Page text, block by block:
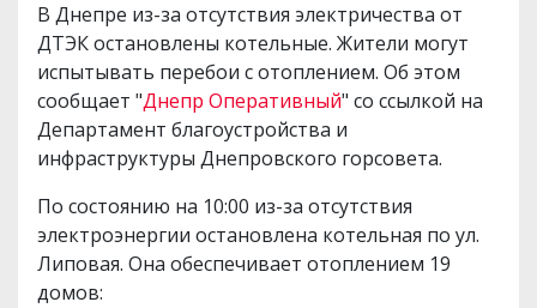
В Днепре из-за отсутствия электричества от
ДТЭК остановлены котельные. Жители могут
испытывать перебои с отоплением. Об этом
сообщает "Днепр Оперативный" со ссылкой на
Департамент благоустройства и
инфраструктуры Днепровского горсовета.
По состоянию на 10:00 из-за отсутствия
электроэнергии остановлена котельная по ул.
Липовая. Она обеспечивает отоплением 19
домов: